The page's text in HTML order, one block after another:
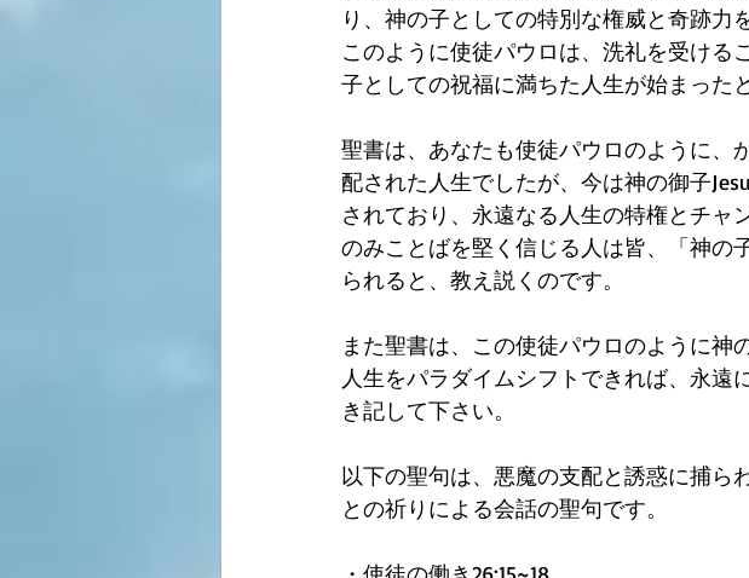
り、神の子としての特別な権威と奇跡力
このように使徒パウロは、洗礼を受ける
子としての祝福に満ちた人生が始まった
聖書は、あなたも使徒パウロのように、
配された人生でしたが、今は神の御子
されており、永遠なる人生の特権とチャ
のみことばを堅く信じる人は皆、「神の
られると、教え説くのです。
また聖書は、この使徒パウロのように神
人生をパラダイムシフトできれば、永
き記して下さい。
以下の聖句は、悪魔の支配と誘惑に捕ら
との祈りによる会話の聖句です。